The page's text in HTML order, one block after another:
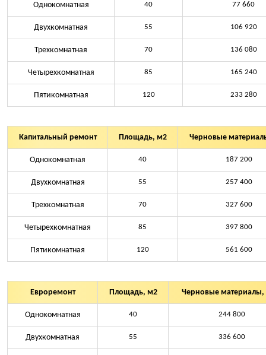
Однокомнатная 40 77 660
Двухкомнатная 55 106 920
Трехкомнатная 70 136 080
Четырехкомнатная 85 165 240
Пятикомнатная 120 233 280
Капитальный ремонт Площадь, м2 Черновые
Однокомнатная 40 187 200
Двухкомнатная 55 257 400
Трехкомнатная 70 327 600
Четырехкомнатная 85 397 800
Пятикомнатная 120 561 600
Евроремонт Площадь, м2 Черновые материалы,
Однокомнатная 40 244 800
Двухкомнатная 55 336 600